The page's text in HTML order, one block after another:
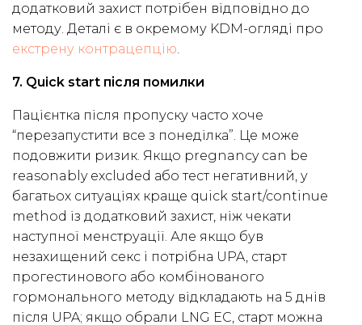
додатковий захист потрібен відповідно до
методу. Деталі є в окремому KDM-огляді про
екстрену контрацепцію.
7. Quick start після помилки
Пацієнтка після пропуску часто хоче
“перезапустити все з понеділка”. Це може
подовжити ризик. Якщо pregnancy can be
reasonably excluded або тест негативний, у
багатьох ситуаціях краще quick start/continue
method із додатковий захист, ніж чекати
наступної менструації. Але якщо був
незахищений секс і потрібна UPA, старт
прогестинового або комбінованого
гормонального методу відкладають на 5 днів
після UPA; якщо обрали LNG EC, старт можна